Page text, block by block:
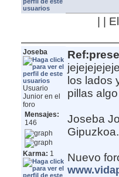
| |
Joseba
Usuario
Junior en el
foro
Mensajes:
146
Karma: 1
los lados
pillas
Joseba
Nuevo